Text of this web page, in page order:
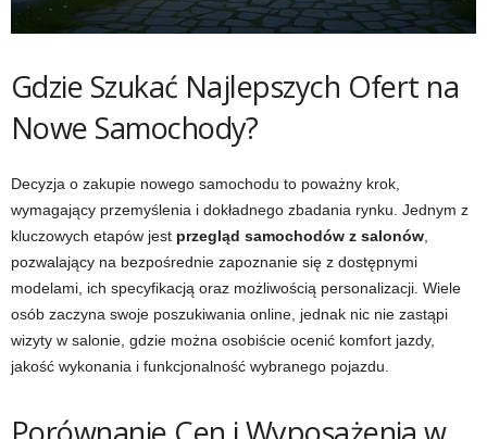
Gdzie Szukać Najlepszych Ofert na
Nowe Samochody?
Decyzja o zakupie nowego samochodu to poważny krok,
wymagający przemyślenia i dokładnego zbadania rynku. Jednym z
kluczowych etapów jest przegląd samochodów z salonów
pozwalający na bezpośrednie zapoznanie się z dostępnymi
modelami, ich specyfikacją oraz możliwością personalizacji. Wiele
osób zaczyna swoje poszukiwania online, jednak nic nie zastąpi
wizyty w salonie, gdzie można osobiście ocenić komfort jazdy,
jakość wykonania i funkcjonalność wybranego pojazdu.